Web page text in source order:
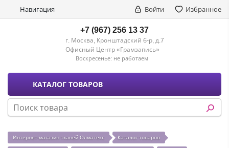
Навигация Войти Избранное
+7 (967) 256 13 37
г. Москва, Кронштадский б-р, д.7
Офисный Центр «Грамзапись»
Воскресенье: не работаем
КАТАЛОГ ТОВАРОВ
Интернет-магазин тканей Олматекс Каталог товаров